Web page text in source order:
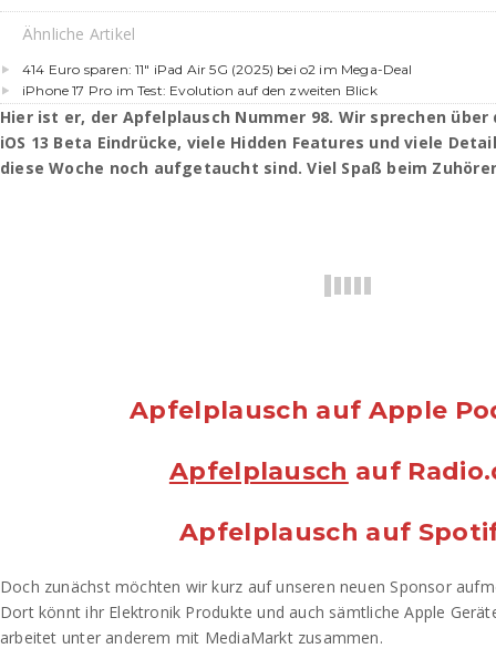
Ähnliche Artikel
414 Euro sparen: 11″ iPad Air 5G (2025) bei o2 im Mega-Deal
iPhone 17 Pro im Test: Evolution auf den zweiten Blick
Hier ist er, der Apfelplausch Nummer 98. Wir sprechen über
iOS 13 Beta Eindrücke, viele Hidden Features und viele
diese Woche noch aufgetaucht sind. Viel Spaß beim
Apfelplausch auf Apple
Apfelplausch auf
Apfelplausch auf
Doch zunächst möchten wir kurz auf unseren neuen Sponsor
Dort könnt ihr Elektronik Produkte und auch sämtliche Apple
arbeitet unter anderem mit MediaMarkt zusammen.